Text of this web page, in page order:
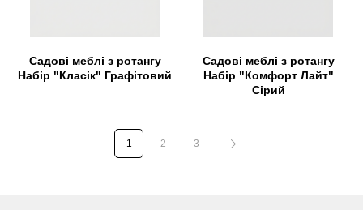
Садові меблі з ротангу
Набір "Класік" Графітовий
Садові меблі з ротангу
Набір "Комфорт Лайт"
Сірий
1 2 3